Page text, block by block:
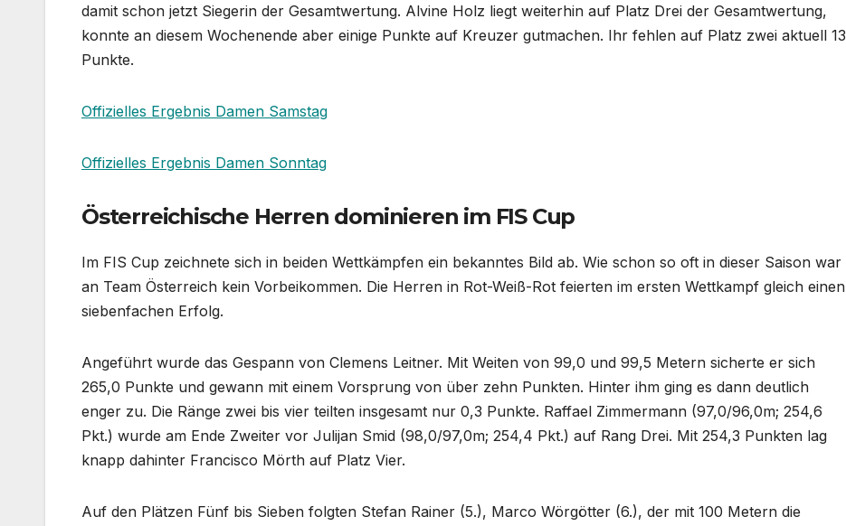
damit schon jetzt Siegerin der Gesamtwertung. Alvine Holz liegt weiterhin auf Platz Drei der Gesamtwertung,
konnte an diesem Wochenende aber einige Punkte auf Kreuzer gutmachen. Ihr fehlen auf Platz zwei aktuell 13
Punkte.
Offizielles Ergebnis Damen Samstag
Offizielles Ergebnis Damen Sonntag
Österreichische Herren dominieren im FIS Cup
Im FIS Cup zeichnete sich in beiden Wettkämpfen ein bekanntes Bild ab. Wie schon so oft in dieser Saison war
an Team Österreich kein Vorbeikommen. Die Herren in Rot-Weiß-Rot feierten im ersten Wettkampf gleich einen
siebenfachen Erfolg.
Angeführt wurde das Gespann von Clemens Leitner. Mit Weiten von 99,0 und 99,5 Metern sicherte er sich
265,0 Punkte und gewann mit einem Vorsprung von über zehn Punkten. Hinter ihm ging es dann deutlich
enger zu. Die Ränge zwei bis vier teilten insgesamt nur 0,3 Punkte. Raffael Zimmermann (97,0/96,0m; 254,6
Pkt.) wurde am Ende Zweiter vor Julijan Smid (98,0/97,0m; 254,4 Pkt.) auf Rang Drei. Mit 254,3 Punkten lag
knapp dahinter Francisco Mörth auf Platz Vier.
Auf den Plätzen Fünf bis Sieben folgten Stefan Rainer (5.), Marco Wörgötter (6.), der mit 100 Metern die